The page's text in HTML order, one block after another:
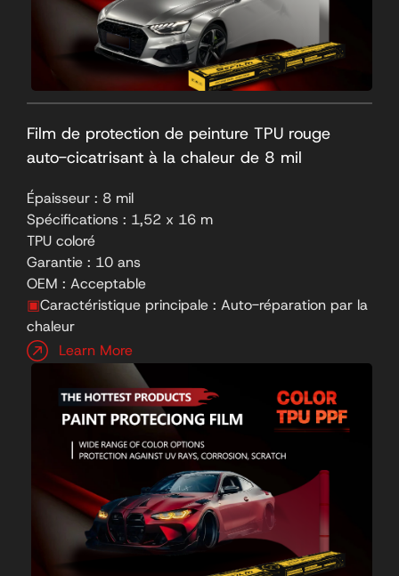
Film de protection de peinture TPU rouge
auto-cicatrisant à la chaleur de 8 mil
Épaisseur : 8 mil
Spécifications : 1,52 x 16 m
TPU coloré
Garantie : 10 ans
OEM : Acceptable
▣Caractéristique principale : Auto-réparation par la
chaleur
Learn More